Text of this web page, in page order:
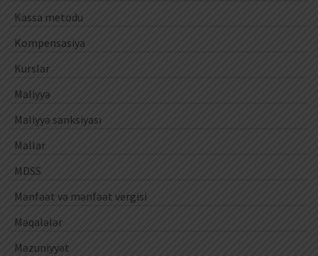
Kassa metodu
Kompensasiya
Kurslar
Maliyyə
Maliyyə sanksiyası
Mallar
MDSS
Mənfəət və mənfəət vergisi
Məqalələr
Məzuniyyət